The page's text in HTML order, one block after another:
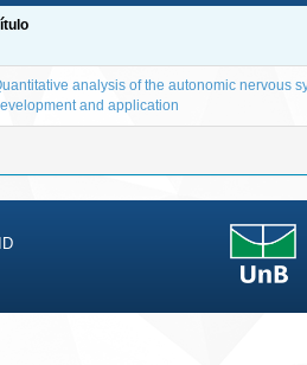
analysis of the autonomic nervous
and application